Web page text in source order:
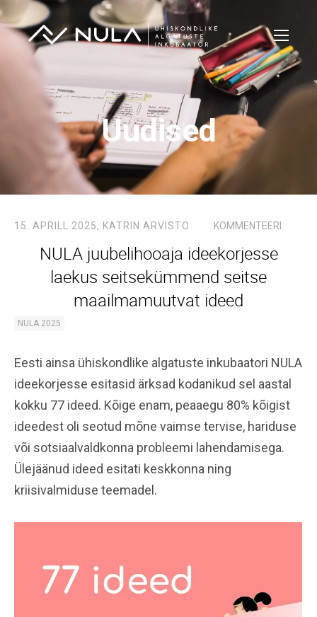
Uudised
15. APRILL 2025, KATRIN ARVISTO KOMMENTEERI
NULA juubelihooaja ideekorjesse
laekus seitsekümmend seitse
maailmamuutvat ideed
NULA 2025
Eesti ainsa ühiskondlike algatuste inkubaatori NULA
ideekorjesse esitasid ärksad kodanikud sel aastal
kokku 77 ideed. Kõige enam, peaaegu 80% kõigist
ideedest oli seotud mõne vaimse tervise, hariduse
või sotsiaalvaldkonna probleemi lahendamisega.
Ülejäänud ideed esitati keskkonna ning
kriisivalmiduse teemadel.